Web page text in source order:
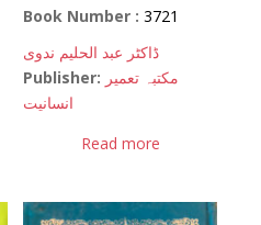
Book Number :3721
ڈاکٹر عبد الحلیم ندوی
Publisher: مکتبہ تعمیر
انسانیت
Read more